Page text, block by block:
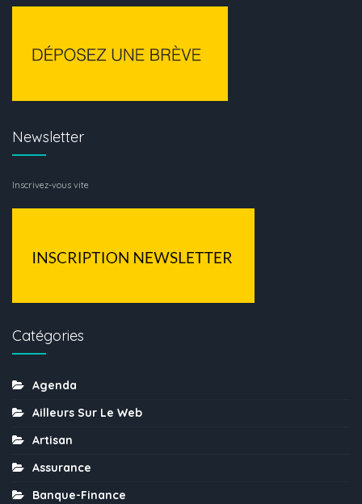
Newsletter
Inscrivez-vous vite
Catégories
Agenda
Ailleurs Sur Le Web
Artisan
Assurance
Banque-Finance